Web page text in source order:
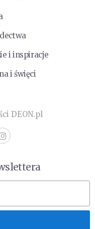
i inspiracje
i święci
DEON.pl